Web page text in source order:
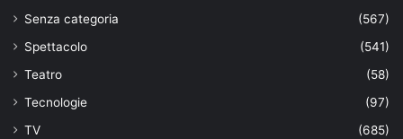
Senza categoria
(567)
Spettacolo
(541)
Teatro
(58)
Tecnologie
(97)
TV
(685)